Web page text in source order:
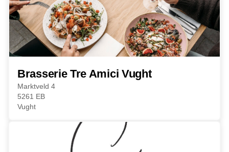
Brasserie Tre Amici Vught
Marktveld 4
5261 EB
Vught